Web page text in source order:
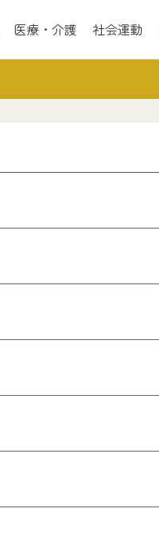
医療・介護 社会運動